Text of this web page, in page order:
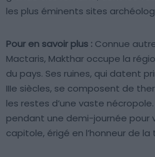
les plus éminents sites
Pour en savoir plus : Connue
Mactaris, Makthar occupe la
du pays. Ses ruines, qui datent
IIIe siècles, se composent de
les restes d’une vaste
pendant une demi-journée pour
capitole, érigé en l’honneur de